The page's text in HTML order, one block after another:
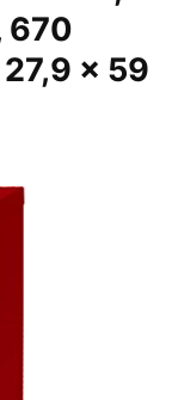
670
x 59